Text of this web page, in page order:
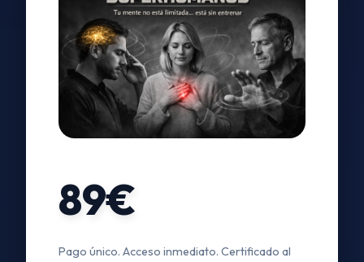
89€
Pago único. Acceso inmediato. Certificado al